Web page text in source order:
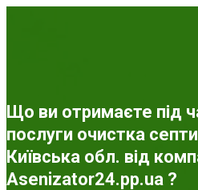
Що ви отримаєте під
послуги очистка
Київська обл. від
Asenizator24.pp.ua ?